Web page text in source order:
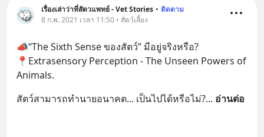
เรื่องเล่าว่าที่สัตวแพทย์ - Vet Stories • ติดตาม
8 ก.พ. 2021 เวลา 11:50 • สัตว์เลี้ยง
📣“The Sixth Sense ของสัตว์” มีอยู่จริงหรือ?
📍Extrasensory Perception - The Unseen Powers of
Animals.
สัตว์สามารถทำนายอนาคต... เป็นไปได้หรือไม่?... อ่านต่อ